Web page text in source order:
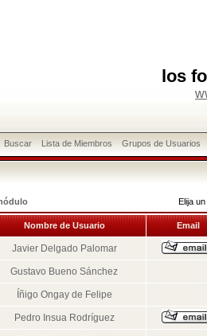
los
Buscar Lista de Miembros Grupos de Usuarios
Elija
Nombre de Usuario Email
Javier Delgado Palomar
Gustavo Bueno Sánchez
Íñigo Ongay de Felipe
Pedro Insua Rodríguez